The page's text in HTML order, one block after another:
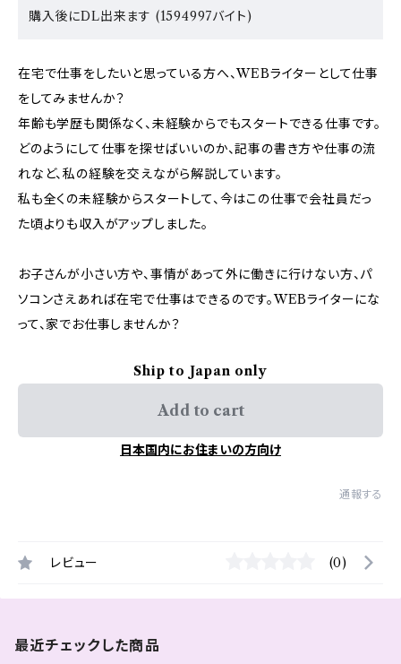
購入後にDL出来ます (1594997バイト)
在宅で仕事をしたいと思っている方へ、WEBライターとして仕事
をしてみませんか？
年齢も学歴も関係なく、未経験からでもスタートできる仕事です。
どのようにして仕事を探せばいいのか、記事の書き方や仕事の流
れなど、私の経験を交えながら解説しています。
私も全くの未経験からスタートして、今はこの仕事で会社員だっ
た頃よりも収入がアップしました。
お子さんが小さい方や、事情があって外に働きに行けない方、パ
ソコンさえあれば在宅で仕事はできるのです。WEBライターにな
って、家でお仕事しませんか？
Ship to Japan only
Add to cart
日本国内にお住まいの方向け
通報する
レビュー (0)
最近チェックした商品